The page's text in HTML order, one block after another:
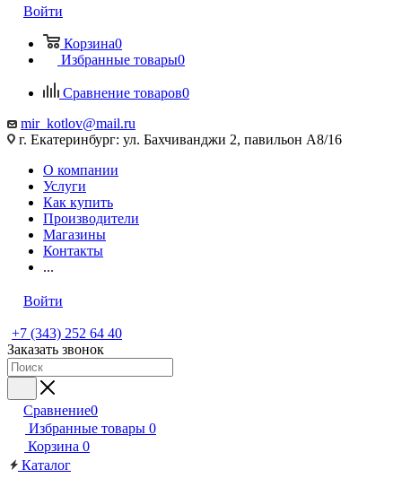
Войти
Корзина0
Избранные товары0
Сравнение товаров0
mir_kotlov@mail.ru
г. Екатеринбург: ул. Бахчиванджи 2, павильон А8/16
О компании
Услуги
Как купить
Производители
Магазины
Контакты
...
Войти
+7 (343) 252 64 40
Заказать звонок
Сравнение0
Избранные товары 0
Корзина 0
Каталог